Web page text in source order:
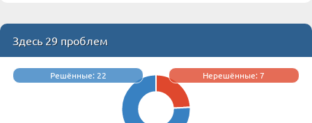
Здесь 29 проблем
Решённые: 22 Нерешённые: 7